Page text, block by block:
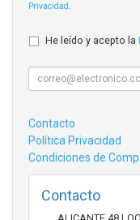
Privacidad
He leído y acepto la
Contacto
Política Privacidad
Condiciones de
Contacto